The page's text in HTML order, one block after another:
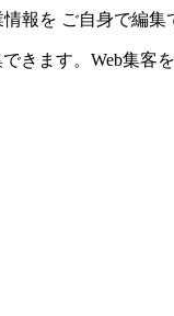
情報を ご自身で編集
きます。Web集客